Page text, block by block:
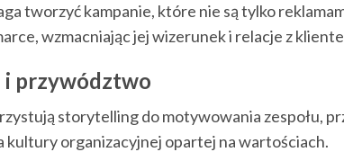
tworzyć kampanie, które nie są tylko
wzmacniając jej wizerunek i relacje z
i przywództwo
storytelling do motywowania zespołu,
kultury organizacyjnej opartej na wartościach.